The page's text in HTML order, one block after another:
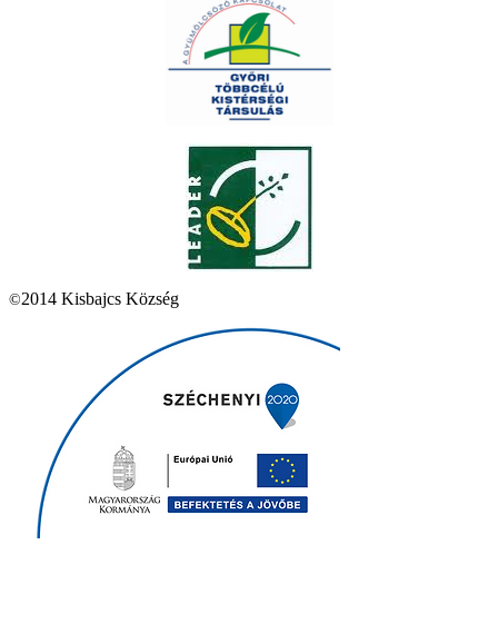
©2014 Kisbajcs Község